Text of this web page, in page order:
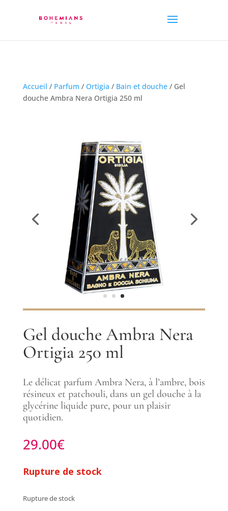
Accueil / Parfum / Ortigia / Bain et douche/ Gel
douche Ambra Nera Ortigia 250 ml
Gel douche Ambra Nera
Ortigia 250 ml
Le délicat parfum Ambra Nera, à l’ambre, bois
résineux et patchouli, dans un gel douche à la
glycérine liquide pure, pour un plaisir
quotidien.
29.00€
Rupture de stock
Rupture de stock